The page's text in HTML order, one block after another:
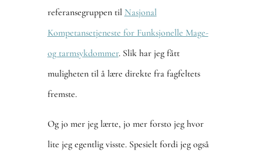
referansegruppen til Nasjonal
Kompetansetjeneste for Funksjonelle Mage-
og tarmsykdommer. Slik har jeg fått
muligheten til å lære direkte fra fagfeltets
fremste.
Og jo mer jeg lærte, jo mer forsto jeg hvor
lite jeg egentlig visste. Spesielt fordi jeg også